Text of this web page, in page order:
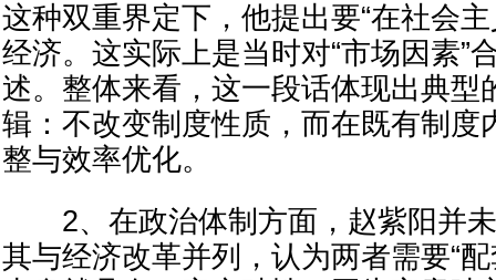
这种双重界定下，他提出要“在社会
经济。这实际上是当时对“市场因素”
述。整体来看，这一段话体现出典型
辑：不改变制度性质，而在既有制度
整与效率优化。
2、在政治体制方面，赵紫阳并未
其与经济改革并列，认为两者需要“